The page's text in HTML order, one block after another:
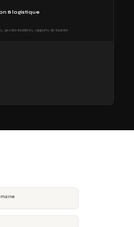
& logistique
gestion incidents, rapports de tournée